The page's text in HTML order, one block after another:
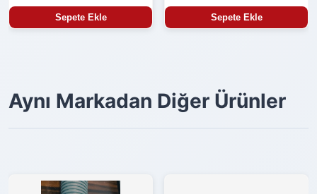
Sepete Ekle Sepete Ekle
Aynı Markadan Diğer Ürünler